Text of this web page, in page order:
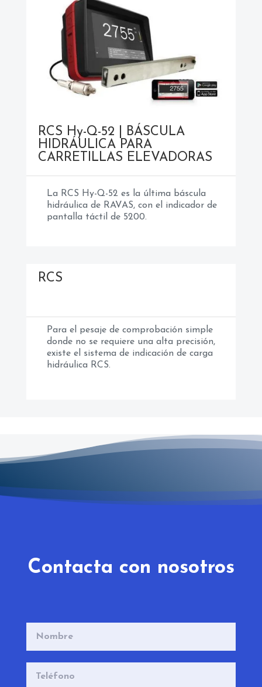
RCS Hy-Q-52 | BÁSCULA
HIDRÁULICA PARA
CARRETILLAS ELEVADORAS
La RCS Hy-Q-52 es la última báscula
hidráulica de RAVAS, con el indicador de
pantalla táctil de 5200.
RCS
Para el pesaje de comprobación simple
donde no se requiere una alta precisión,
existe el sistema de indicación de carga
hidráulica RCS.
Contacta con nosotros